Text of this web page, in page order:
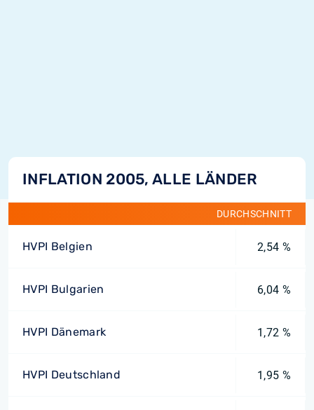
INFLATION 2005, ALLE LÄNDER
DURCHSCHNITT
HVPI Belgien 2,54 %
HVPI Bulgarien 6,04 %
HVPI Dänemark 1,72 %
HVPI Deutschland 1,95 %